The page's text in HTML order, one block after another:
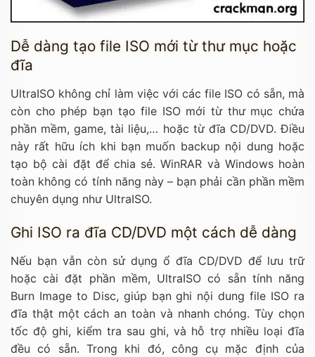
Dễ dàng tạo file ISO mới từ thư mục hoặc
đĩa
UltraISO không chỉ làm việc với các file ISO có sẵn, mà
còn cho phép bạn tạo file ISO mới từ thư mục chứa
phần mềm, game, tài liệu,… hoặc từ đĩa CD/DVD. Điều
này rất hữu ích khi bạn muốn backup nội dung hoặc
tạo bộ cài đặt để chia sẻ. WinRAR và Windows hoàn
toàn không có tính năng này – bạn phải cần phần mềm
chuyên dụng như UltraISO.
Ghi ISO ra đĩa CD/DVD một cách dễ dàng
Nếu bạn vẫn còn sử dụng ổ đĩa CD/DVD để lưu trữ
hoặc cài đặt phần mềm, UltraISO có sẵn tính năng
Burn Image to Disc, giúp bạn ghi nội dung file ISO ra
đĩa thật một cách an toàn và nhanh chóng. Tùy chọn
tốc độ ghi, kiểm tra sau ghi, và hỗ trợ nhiều loại đĩa
đều có sẵn. Trong khi đó, công cụ mặc định của